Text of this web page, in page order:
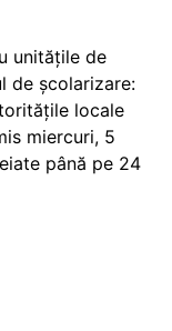
unitățile de
de școlarizare:
locale
miercuri, 5
până pe 24